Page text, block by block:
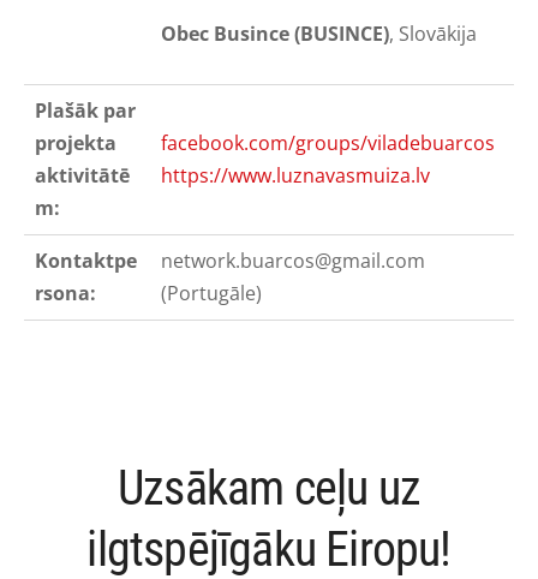
Obec Busince (BUSINCE), Slovākija
Plašāk par
projekta
aktivitātē
m:
facebook.com/groups/viladebuarcos
https://www.luznavasmuiza.lv
Kontaktpe
rsona:
network.buarcos@gmail.com
(Portugāle)
Uzsākam ceļu uz
ilgtspējīgāku Eiropu!